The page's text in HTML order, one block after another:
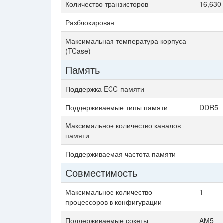
Количество транзисторов
Разблокирован
Максимальная температура корпуса
(TCase)
Память
Поддержка ECC-памяти
Поддерживаемые типы памяти
DDR5
Максимальное количество каналов
памяти
Поддерживаемая частота памяти
Совместимость
Максимальное количество
процессоров в конфигурации
1
Поддерживаемые сокеты AM5